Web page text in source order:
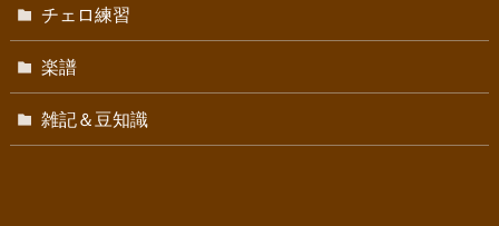
チェロ練習
楽譜
雑記＆豆知識